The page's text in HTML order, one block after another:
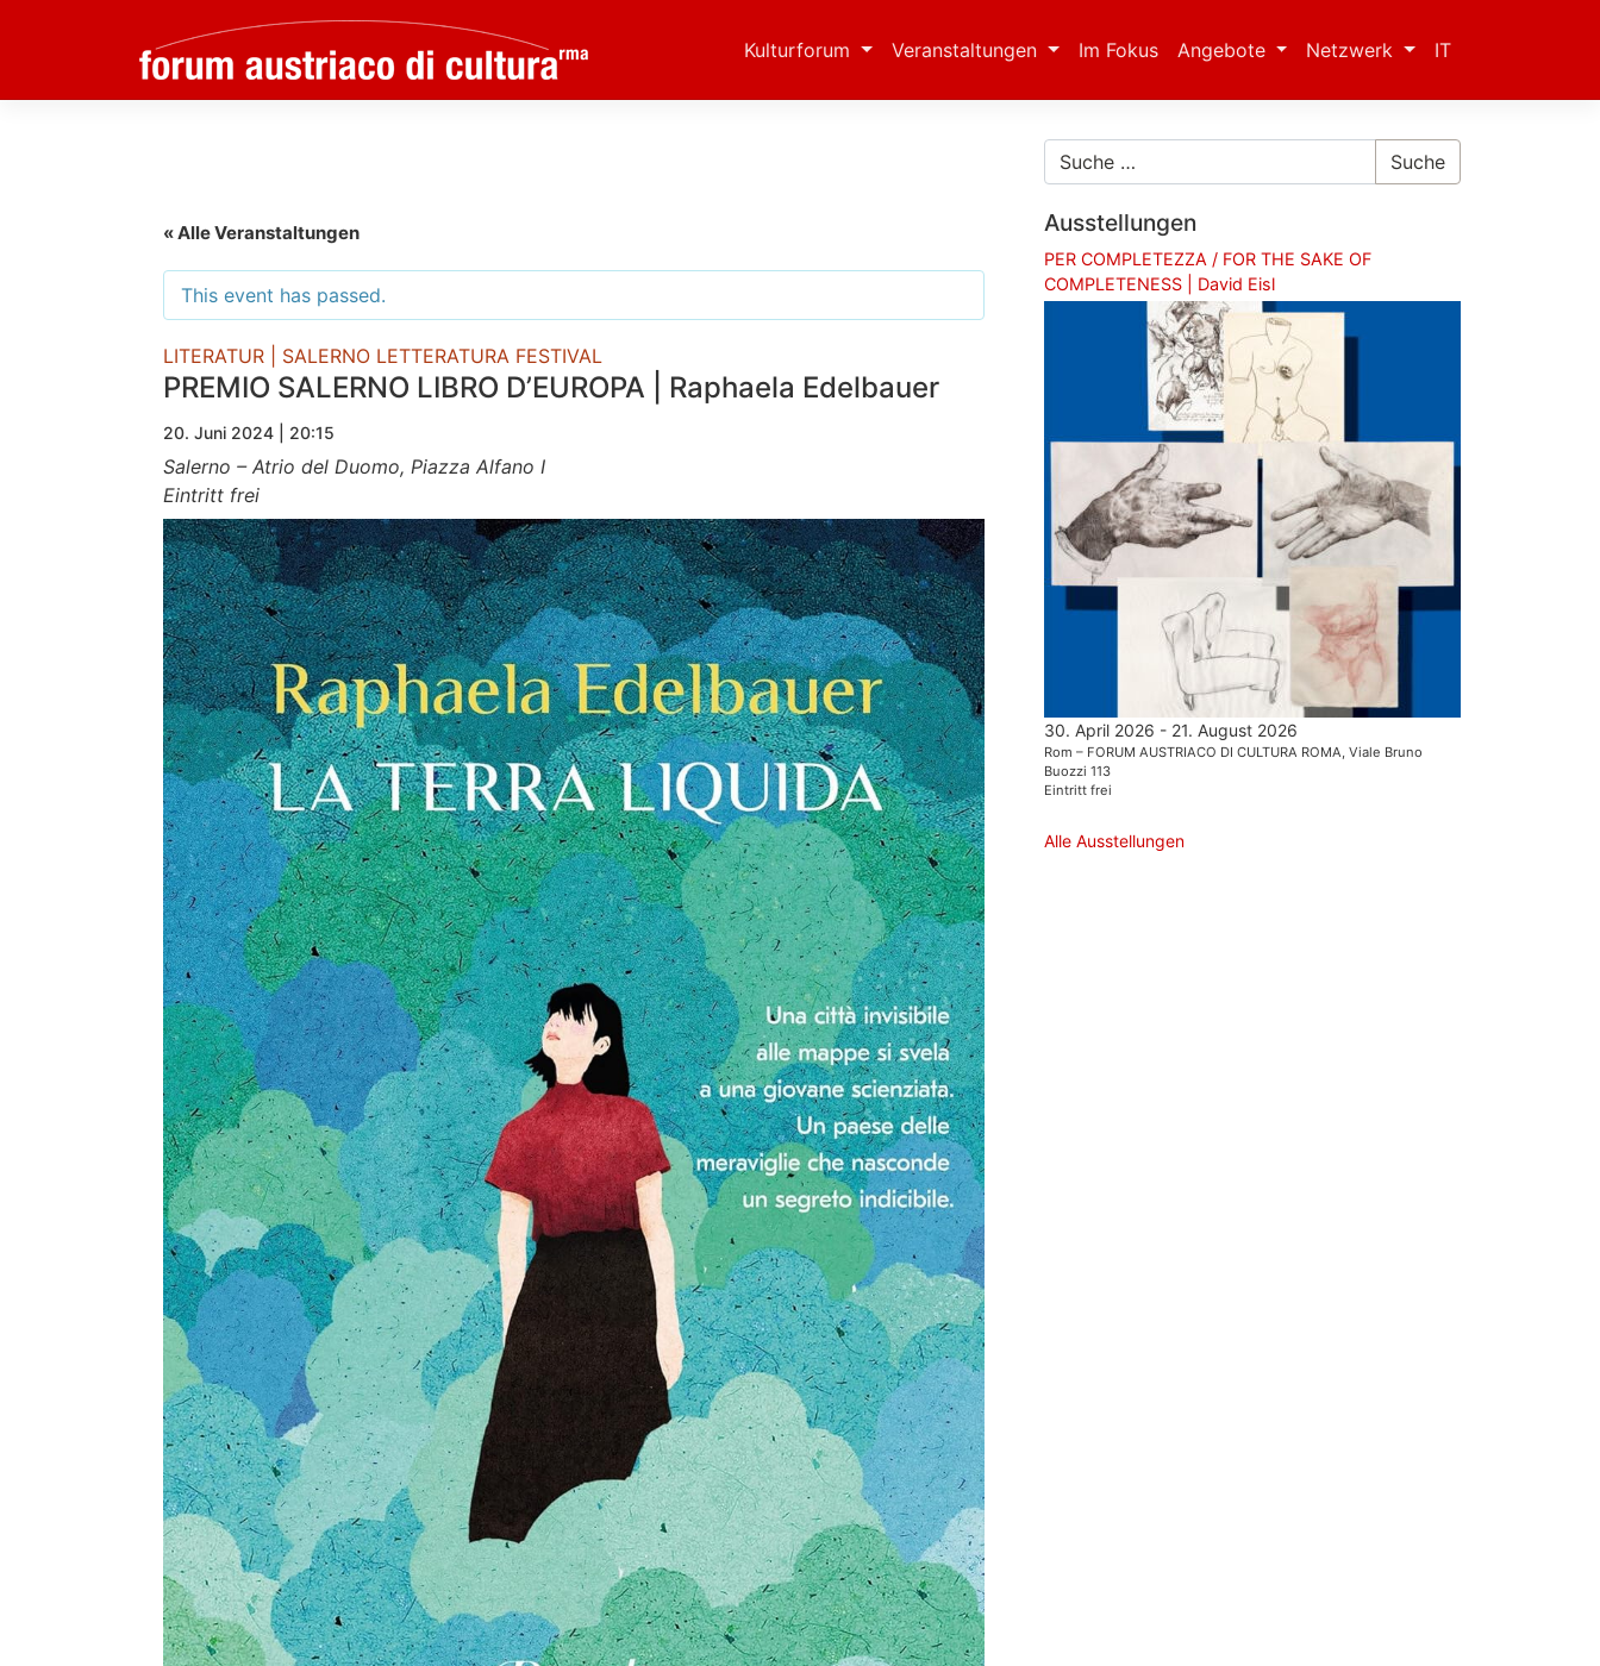
Kulturforum Veranstaltungen Im Fokus Angebote Netzwerk IT
« Alle Veranstaltungen
This event has passed.
LITERATUR | SALERNO LETTERATURA FESTIVAL
PREMIO SALERNO LIBRO D’EUROPA | Raphaela Edelbauer
20. Juni 2024 | 20:15
Salerno – Atrio del Duomo, Piazza Alfano I
Eintritt frei
Suche
Ausstellungen
PER COMPLETEZZA / FOR THE SAKE OF
COMPLETENESS | David Eisl
30. April 2026 - 21. August 2026
Rom – FORUM AUSTRIACO DI CULTURA ROMA, Viale Bruno
Buozzi 113
Eintritt frei
Alle Ausstellungen